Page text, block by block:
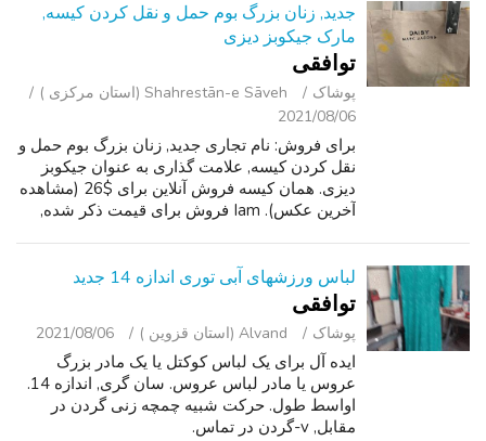
جدید, زنان بزرگ بوم حمل و نقل کردن کیسه,
مارک جیکوبز دیزی
توافقی
پوشاک
Shahrestān-e Sāveh (استان مرکزی )
2021/08/06
برای فروش: نام تجاری جدید, زنان بزرگ بوم حمل و
نقل کردن کیسه, علامت گذاری به عنوان جیکوبز
دیزی. همان کیسه فروش آنلاین برای $26 (مشاهده
آخرین عکس). Iam فروش برای قیمت ذکر شده,
لباس ورزشهای آبی توری اندازه 14 جدید
توافقی
پوشاک Alvand (استان قزوین ) 2021/08/06
ایده آل برای یک لباس کوکتل یا یک مادر بزرگ
عروس یا مادر لباس عروس. سان گری, اندازه 14.
اواسط طول. حرکت شبیه چمچه زنی گردن در
مقابل, v-گردن در تماس.